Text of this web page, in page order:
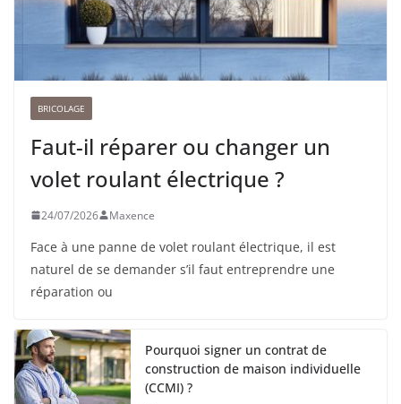
BRICOLAGE
Faut-il réparer ou changer un
volet roulant électrique ?
24/07/2026 Maxence
Face à une panne de volet roulant électrique, il est
naturel de se demander s’il faut entreprendre une
réparation ou
Pourquoi signer un contrat de
construction de maison individuelle
(CCMI) ?